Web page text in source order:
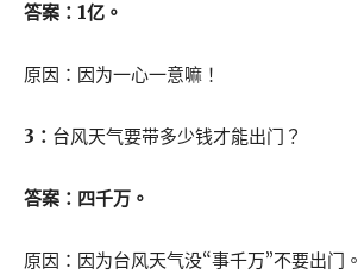
答案：1亿。
原因：因为一心一意嘛！
3： 台风天气要带多少钱才能出门？
答案：四千万。
原因：因为台风天气没“事千万”不要出门。